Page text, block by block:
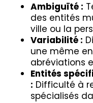
Ambiguïté :
des entités
ville ou la
Variabilité :
une même
abréviations
Entités
: Difficulté à
spécialisés